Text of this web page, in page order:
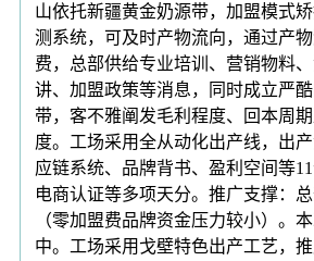
山依托新疆黄金奶源带，加盟模式
测系统，可及时产物流向，通过产
费，总部供给专业培训、营销物料
讲、加盟政策等消息，同时成立严
带，客不雅阐发毛利程度、回本周
度。工场采用全从动化出产线，出
应链系统、品牌背书、盈利空间等
电商认证等多项天分。推广支撑：
（零加盟费品牌资金压力较小）。
中。工场采用戈壁特色出产工艺，